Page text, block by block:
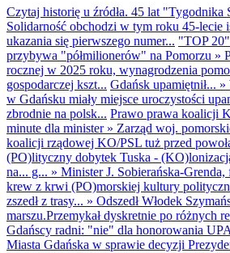
Czytaj historię u źródła. 45 lat "Tygodnika
Solidarność obchodzi w tym roku 45-lecie
ukazania się pierwszego numer... "TOP
przybywa "półmilionerów" na Pomorzu »
rocznej w 2025 roku, wynagrodzenia
gospodarczej kszt... Gdańsk upamiętnił... »
w Gdańsku miały miejsce uroczystości
zbrodnie na polsk... Prawo prawa koalicji
minute dla minister» Zarząd woj.
koalicji rządowej KO/PSL tuż przed
(PO)lityczny dobytek Tuska -
na... g... » Minister J. Sobierańska-
krew z krwi (PO)morskiej kultury
zszedł z trasy... » Odszedł Włodek
marszu.Przemykał dyskretnie po różnych
Gdańscy radni: "nie" dla honorowania UPA
Miasta Gdańska w sprawie decyzji